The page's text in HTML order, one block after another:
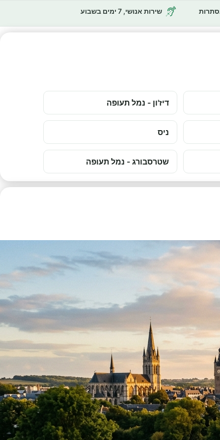
שירות אנושי, 7 ימים בשבוע
דיז'ון - נמל תעופה
ניס
שטרסבורג - נמל תעופה